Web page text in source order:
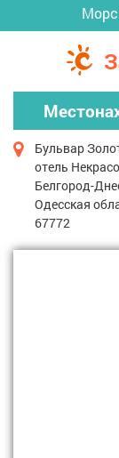
Бульвар
отель
Белгород-
Одесская
67772